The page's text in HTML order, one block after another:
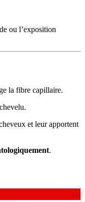
ou l’exposition
la fibre capillaire.
et leur apportent
.